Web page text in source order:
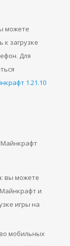
можете
к загрузке
Для
1.21.10
Майнкрафт
вы можете
и
игры на
мобильных